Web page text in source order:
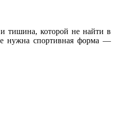
тишина, которой не найти в
нужна спортивная форма —